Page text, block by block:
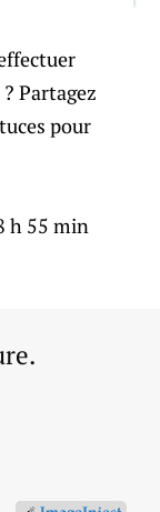
Partagez
pour
h 55 min